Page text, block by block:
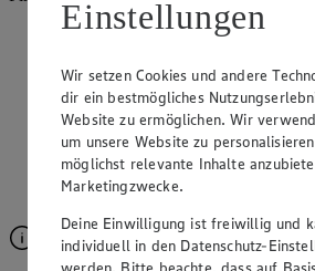
Angebote der Woche
ansehen
Siehe dir die Angebote der Woche
digitalen Blätterkatalog an.
Prospekt 8010483 im Browser
Einstellungen
Wir setzen Cookies und andere
dir ein bestmögliches
Website zu ermöglichen. Wir
um unsere Website zu
möglichst relevante Inhalte
Marketingzwecke.
Deine Einwilligung ist freiwillig und
individuell in den Datenschutz-